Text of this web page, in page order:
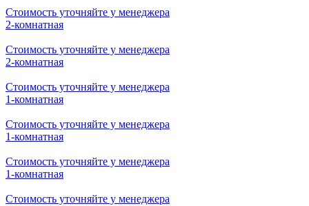
Стоимость уточняйте у менеджера
2-комнатная
Стоимость уточняйте у менеджера
2-комнатная
Стоимость уточняйте у менеджера
1-комнатная
Стоимость уточняйте у менеджера
1-комнатная
Стоимость уточняйте у менеджера
1-комнатная
Стоимость уточняйте у менеджера